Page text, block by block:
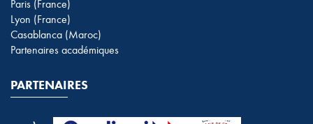
Paris (France)
Lyon (France)
Casablanca (Maroc)
Partenaires académiques
PARTENAIRES